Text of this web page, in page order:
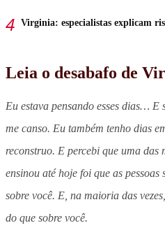
Virginia: especialistas explicam
Leia o desabafo de
Eu estava pensando esses dias… E
me canso. Eu também tenho dias
reconstruo. E percebi que uma das
ensinou até hoje foi que as
sobre você. E, na maioria das
do que sobre você.